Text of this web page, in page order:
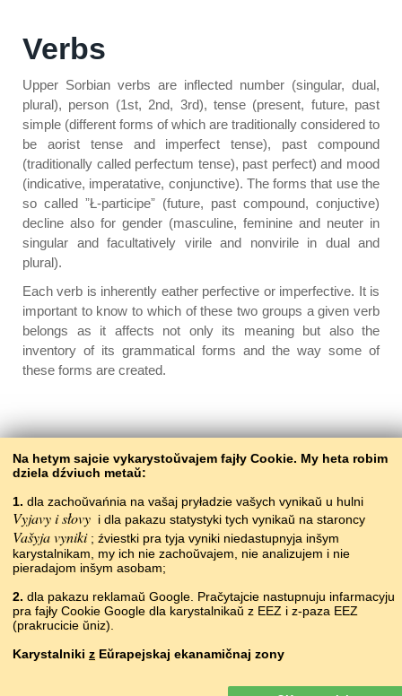
Verbs
Upper Sorbian verbs are inflected number (singular, dual,
plural), person (1st, 2nd, 3rd), tense (present, future, past
simple (different forms of which are traditionally considered to
be aorist tense and imperfect tense), past compound
(traditionally called perfectum tense), past perfect) and mood
(indicative, imperatative, conjunctive). The forms that use the
so called ˮŁ-participeˮ (future, past compound, conjuctive)
decline also for gender (masculine, feminine and neuter in
singular and facultatively virile and nonvirile in dual and
plural).
Each verb is inherently eather perfective or imperfective. It is
important to know to which of these two groups a given verb
belongs as it affects not only its meaning but also the
inventory of its grammatical forms and the way some of
these forms are created.
Back to the contents
Na hetym sajcie vykarystoŭvajem fajły Cookie. My heta robim
dziela dźviuch metaŭ:
1. dla zachoŭvańnia na vašaj pryładzie vašych vynikaŭ u hulni
Vyjavy i słovy i dla pakazu statystyki tych vynikaŭ na staroncy
Vašyja vyniki ; źviestki pra tyja vyniki niedastupnyja inšym
karystalnikam, my ich nie zachoŭvajem, nie analizujem i nie
pieradajom inšym asobam;
2. dla pakazu reklamaŭ Google. Pračytajcie nastupnuju infarmacyju
pra fajły Cookie Google dla karystalnikaŭ z EEZ i z-paza EEZ
(prakrucicie ŭniz).
Karystalniki z Eŭrapejskaj ekanamičnaj zony
Copyright © 2015–2025 BALTOSLAV.